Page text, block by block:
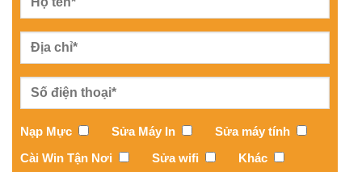
Nạp Mực Sửa Máy In
Sửa máy tính
Cài Win Tận Nơi
Sửa wifi Khác